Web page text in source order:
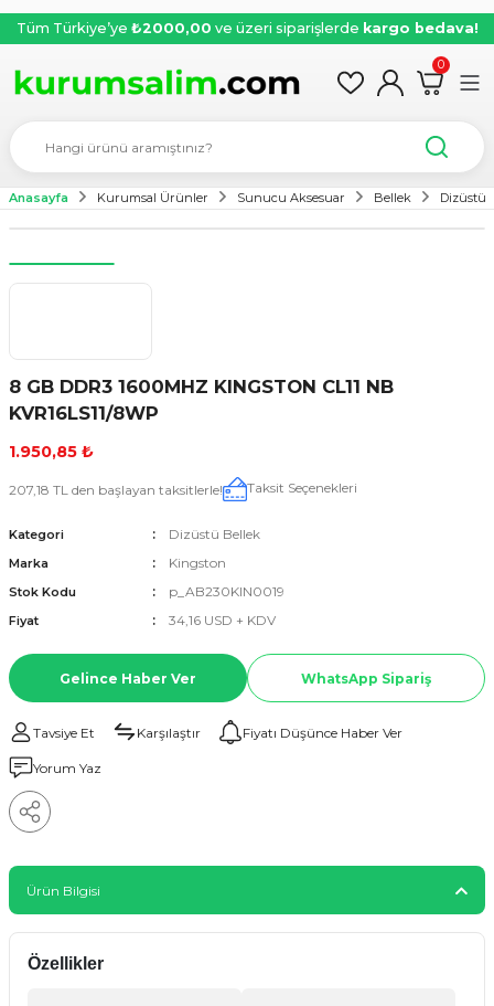
Tüm Türkiye’ye ₺2000,00 ve üzeri siparişlerde kargo bedava!
0
Anasayfa Kurumsal Ürünler Sunucu Aksesuar Bellek Dizüstü
8 GB DDR3 1600MHZ KINGSTON CL11 NB
KVR16LS11/8WP
1.950,85 ₺
207,18 TL den başlayan taksitlerle! Taksit Seçenekleri
Kategori Dizüstü Bellek
Marka Kingston
Stok Kodu p_AB230KIN0019
Fiyat 34,16 USD + KDV
Gelince Haber Ver WhatsApp Sipariş
Tavsiye Et Karşılaştır Fiyatı Düşünce Haber Ver
Yorum Yaz
Ürün Bilgisi
Özellikler